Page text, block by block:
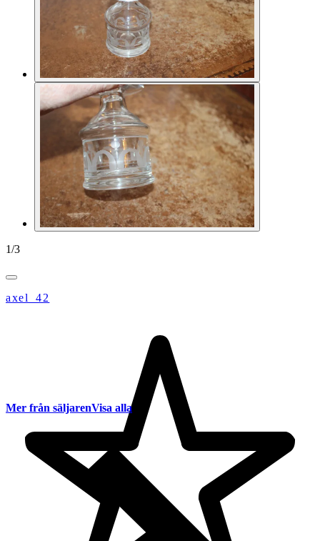
1/3
axel_42
Mer från säljarenVisa alla